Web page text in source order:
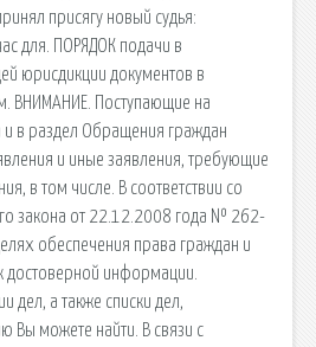
присягу новый судья:
для. ПОРЯДОК подачи в
юрисдикции документов в
ВНИМАНИЕ. Поступающие на
и в раздел Обращения граждан
и иные заявления, требующие
в том числе. В соответствии со
закона от 22.12.2008 года № 262-
обеспечения права граждан и
достоверной информации.
а также списки дел,
Вы можете найти. В связи с